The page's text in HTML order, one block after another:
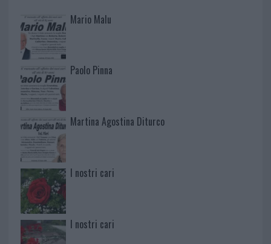
Mario Malu
Paolo Pinna
Martina Agostina Diturco
I nostri cari
I nostri cari